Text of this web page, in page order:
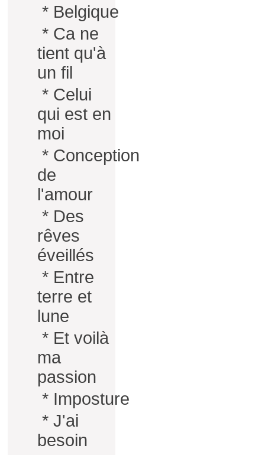
* Belgique
* Ca ne
tient qu'à
un fil
* Celui
qui est en
moi
* Conception
de
l'amour
* Des
rêves
éveillés
* Entre
terre et
lune
* Et voilà
ma
passion
* Imposture
* J'ai
besoin